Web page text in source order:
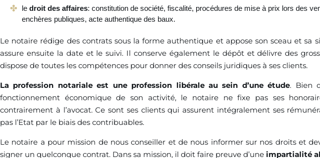
le droit des affaires: constitution de société, fiscalité, procédures de mise à prix lors des
enchères publiques, acte authentique des baux.
Le notaire rédige des contrats sous la forme authentique et appose son sceau et sa
assure ensuite la date et le suivi. Il conserve également le dépôt et délivre des
dispose de toutes les compétences pour donner des conseils juridiques à ses clients.
La profession notariale est une profession libérale au sein d’une étude. Bien
fonctionnement économique de son activité, le notaire ne fixe pas ses
contrairement à l’avocat. Ce sont ses clients qui assurent intégralement ses
pas l’Etat par le biais des contribuables.
Le notaire a pour mission de nous conseiller et de nous informer sur nos droits et
signer un quelconque contrat. Dans sa mission, il doit faire preuve d’une impartialité